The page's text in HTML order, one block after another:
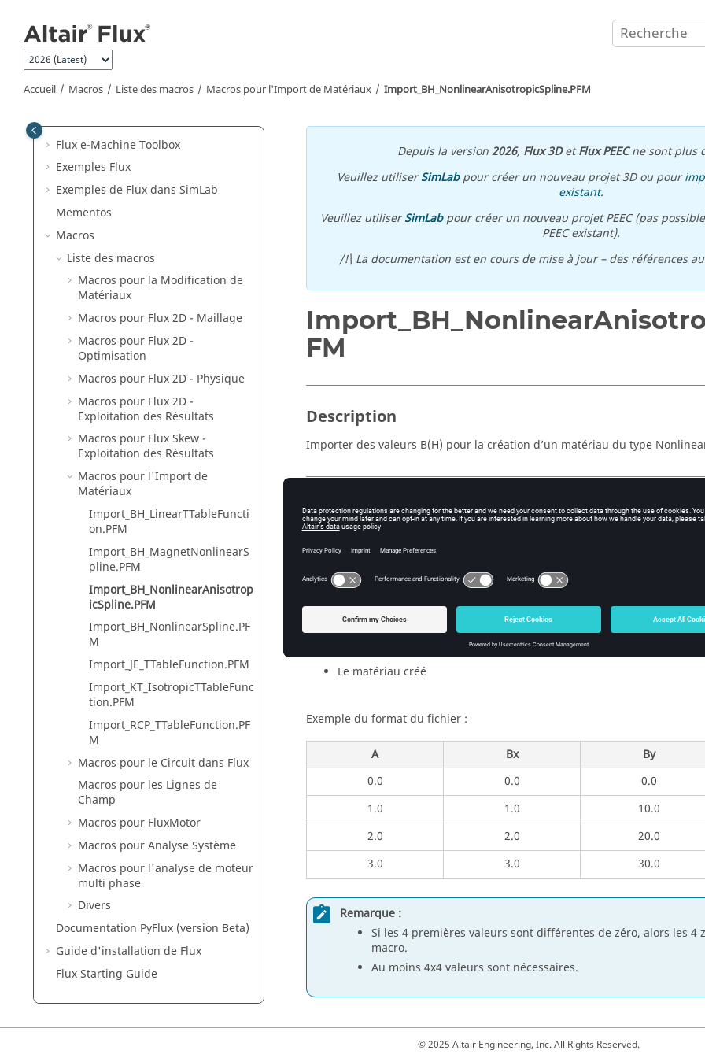
Accueil Macros Liste des macros Macros pour l'Import de Matériaux Import_BH_NonlinearAnisotropicSpline.PFM
Flux
Flux Skew
Altair Material Datacenter (AMDC)
Gestionnaire de matériaux
Flux e-Machine Toolbox
Exemples Flux
Exemples de Flux dans SimLab
Mementos
Macros
Liste des macros
Macros pour la Modification de
Matériaux
Macros pour Flux 2D - Maillage
Macros pour Flux 2D -
Optimisation
Macros pour Flux 2D - Physique
Macros pour Flux 2D -
Exploitation des Résultats
Macros pour Flux Skew -
Exploitation des Résultats
Macros pour l'Import de
Matériaux
Import_BH_LinearTTableFuncti
on.PFM
Import_BH_MagnetNonlinearS
pline.PFM
Import_BH_NonlinearAnisotrop
icSpline.PFM
Import_BH_NonlinearSpline.PF
M
Import_JE_TTableFunction.PFM
Import_KT_IsotropicTTableFunc
tion.PFM
Import_RCP_TTableFunction.PF
M
Macros pour le Circuit dans Flux
Macros pour les Lignes de
Champ
Macros pour FluxMotor
Macros pour Analyse Système
Macros pour l'analyse de moteur
multi phase
Divers
Documentation PyFlux (version Beta)
Guide d'installation de Flux
Flux Starting Guide
Depuis la version2026, Flux 3DetFlux PEECne sont plus
Veuillez utiliserSimLabpour créer un nouveau projet 3D ou pour
existant.
Veuillez utiliserSimLabpour créer un nouveau projet PEEC (pas
PEEC existant).
/!\ La documentation est en cours de mise à jour – des références au
FM
Description
Importer des valeurs B(H) pour la création d’un matériau du type
Entrée
Commentaire associé
Le nom du fichier contenant les données à importer
Le matériau créé
Exemple du format du fichier :
A Bx By
0.0
0.0 0.0
1.0
1.0 10.0
2.0
2.0 20.0
3.0
3.0 30.0
Remarque :
Si les 4 premières valeurs sont différentes de zéro, alors les 4
macro.
Au moins 4x4 valeurs sont nécessaires.
© 2025 Altair Engineering, Inc. All Rights Reserved.